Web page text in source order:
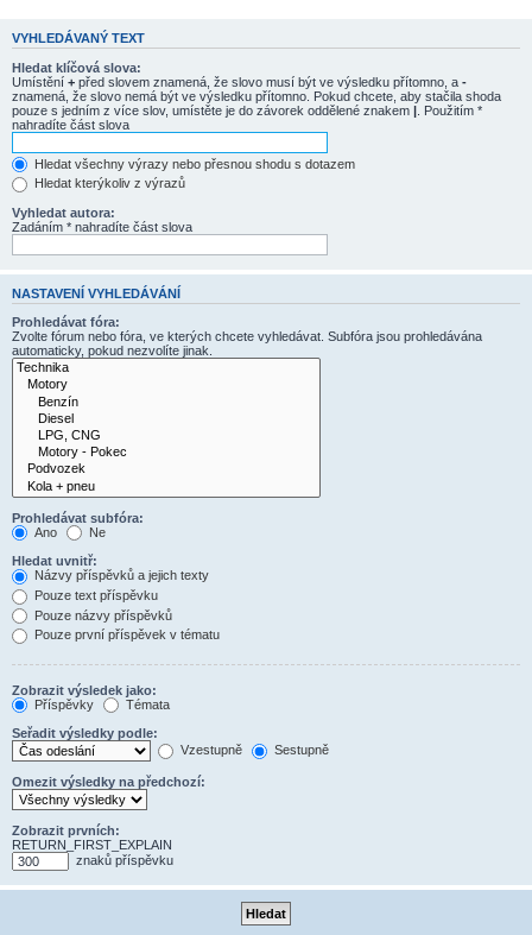
VYHLEDÁVANÝ TEXT
Hledat klíčová slova:
Umístění + před slovem znamená, že slovo musí být ve výsledku přítomno, a -
znamená, že slovo nemá být ve výsledku přítomno. Pokud chcete, aby stačila shoda
pouze s jedním z více slov, umístěte je do závorek oddělené znakem | . Použitím *
nahradíte část slova
Hledat všechny výrazy nebo přesnou shodu s dotazem
Hledat kterýkoliv z výrazů
Vyhledat autora:
Zadáním * nahradíte část slova
NASTAVENÍ VYHLEDÁVÁNÍ
Prohledávat fóra:
Zvolte fórum nebo fóra, ve kterých chcete vyhledávat. Subfóra jsou prohledávána
automaticky, pokud nezvolíte jinak.
Prohledávat subfóra:
Ano
Ne
Hledat uvnitř:
Názvy příspěvků a jejich texty
Pouze text příspěvku
Pouze názvy příspěvků
Pouze první příspěvek v tématu
Zobrazit výsledek jako:
Příspěvky
Témata
Seřadit výsledky podle:
Vzestupně
Sestupně
Omezit výsledky na předchozí:
Zobrazit prvních:
RETURN_FIRST_EXPLAIN
znaků příspěvku